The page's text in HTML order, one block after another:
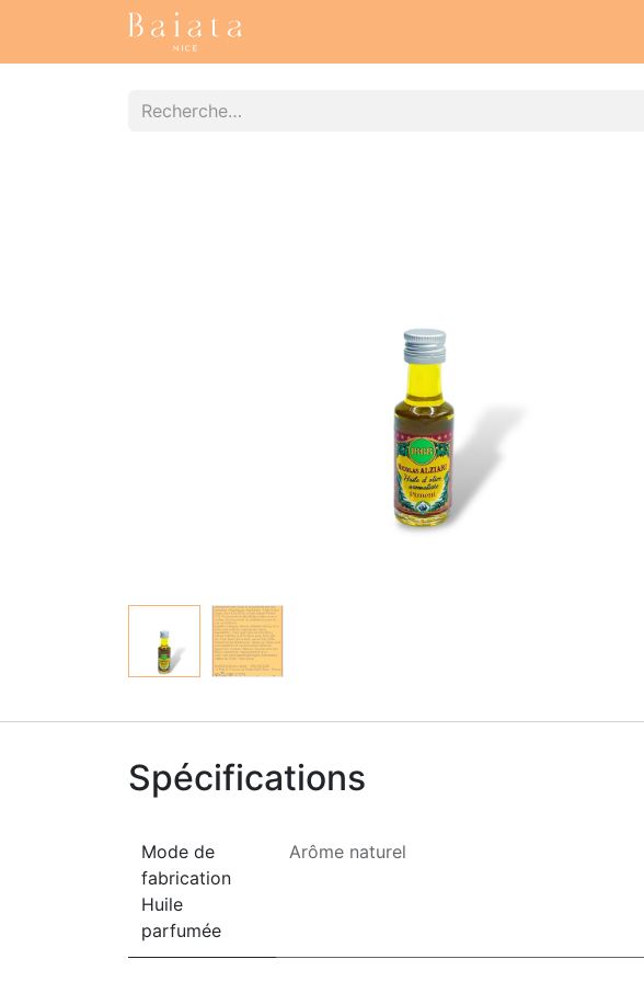
Spécifications
Mode de
fabrication
Huile
parfumée
Arôme naturel